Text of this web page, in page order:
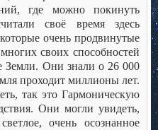
где можно покинуть
своё время здесь
очень продвинутые
своих способностей
Земли. Они знали о 26 000
проходит миллионы лет.
так это Гармоническую
Они могли увидеть,
очень осознанное